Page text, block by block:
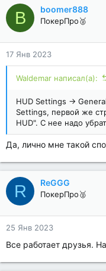
B boomer888
ПокерПро🥈
17 Янв 2023
Waldemar написал(а):
HUD Settings ->
Settings, первой же
HUD". С нее надо
Да, лично мне такой
R ReGGG
ПокерПро🥈
25 Янв 2023
Все работает друзья.